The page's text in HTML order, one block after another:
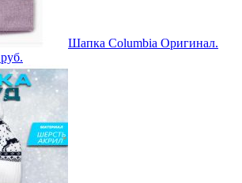
Шапка Columbia Оригинал.
руб.